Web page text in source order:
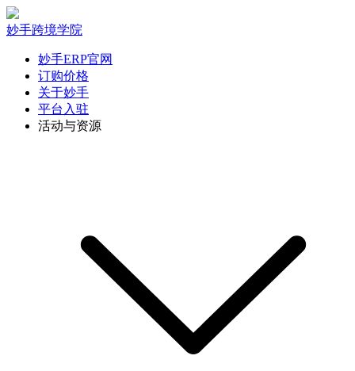
妙手跨境学院
妙手ERP官网
订购价格
关于妙手
平台入驻
活动与资源